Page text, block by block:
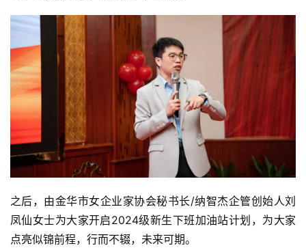
之后，由金华市女企业家协会秘书长/纳智杰企管创始人刘
凤仙女士为大家开启2024级新生下班加油站计划，为大家
点亮似锦前程，行而不辍，未来可期。